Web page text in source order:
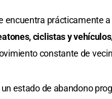
encuentra prácticamente
ciclistas y vehículos
constante de
estado de abandono